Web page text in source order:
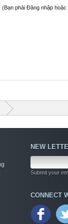
(Bạn phải Đăng nhập
NEW
Submit your
CONNECT